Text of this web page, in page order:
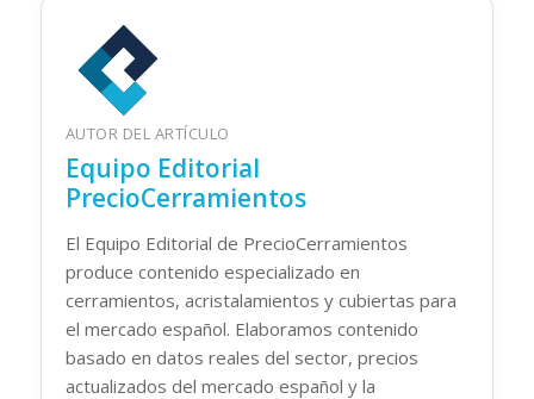
AUTOR DEL ARTÍCULO
Equipo Editorial
PrecioCerramientos
El Equipo Editorial de PrecioCerramientos
produce contenido especializado en
cerramientos, acristalamientos y cubiertas para
el mercado español. Elaboramos contenido
basado en datos reales del sector, precios
actualizados del mercado español y la